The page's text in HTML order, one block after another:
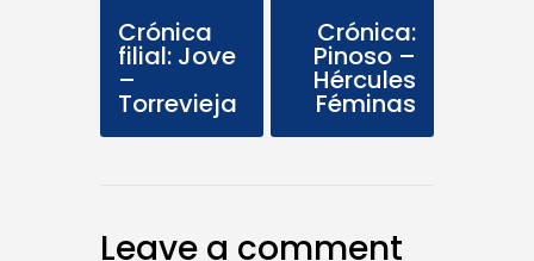
Crónica
filial: Jove
–
Torrevieja
Crónica:
Pinoso –
Hércules
Féminas
Leave a comment